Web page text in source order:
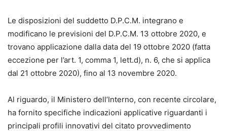
Le disposizioni del suddetto D.P.C.M. integrano e
modificano le previsioni del D.P.C.M. 13 ottobre 2020, e
trovano applicazione dalla data del 19 ottobre 2020 (fatta
eccezione per l’art. 1, comma 1, lett.d), n. 6, che si applica
dal 21 ottobre 2020), fino al 13 novembre 2020.
Al riguardo, il Ministero dell’Interno, con recente circolare,
ha fornito specifiche indicazioni applicative riguardanti i
principali profili innovativi del citato provvedimento